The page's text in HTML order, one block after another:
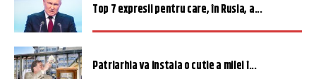
Top 7 expresii pentru care, în Rusia, a...
Patriarhia va instala o cutie a milei î...